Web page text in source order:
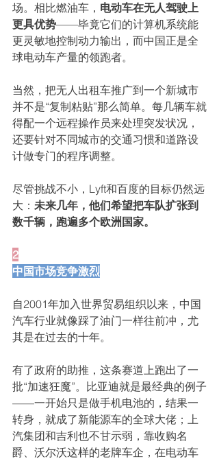
场。相比燃油车， 电动车在无人驾驶上
更具优势——毕竟它们的计算机系统能
更灵敏地控制动力输出，而中国正是全
球电动车产量的领跑者。
当然，把无人出租车推广到一个新城市
并不是“复制粘贴”那么简单。每几辆车就
得配一个远程操作员来处理突发状况，
还要针对不同城市的交通习惯和道路设
计做专门的程序调整。
尽管挑战不小，Lyft和百度的目标仍然远
大： 未来几年，他们希望把车队扩张到
数千辆，跑遍多个欧洲国家。
2
中国市场竞争激烈
自2001年加入世界贸易组织以来，中国
汽车行业就像踩了油门一样往前冲，尤
其是在过去的十年。
有了政府的助推，这条赛道上跑出了一
批“加速狂魔”。比亚迪就是最经典的例子
——一开始只是做手机电池的，结果一
转身，就成了新能源车的全球大佬；上
汽集团和吉利也不甘示弱，靠收购名
爵、沃尔沃这样的老牌车企，在电动车